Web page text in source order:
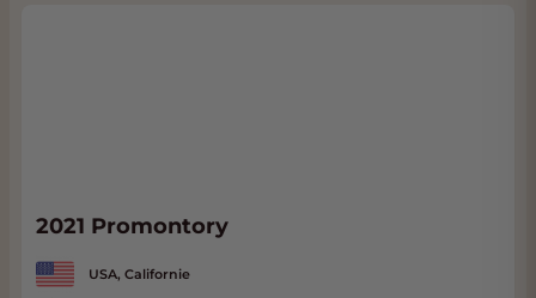
2021 Promontory
USA, Californie